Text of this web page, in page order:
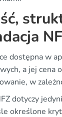
dostępna w
a jej cena
w
dotyczy
określone